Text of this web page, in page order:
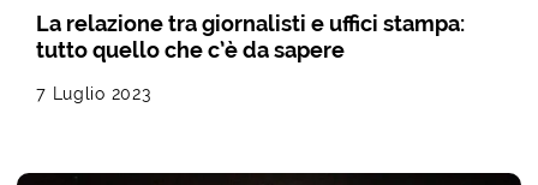
La relazione tra giornalisti e uffici stampa:
tutto quello che c’è da sapere
7 Luglio 2023